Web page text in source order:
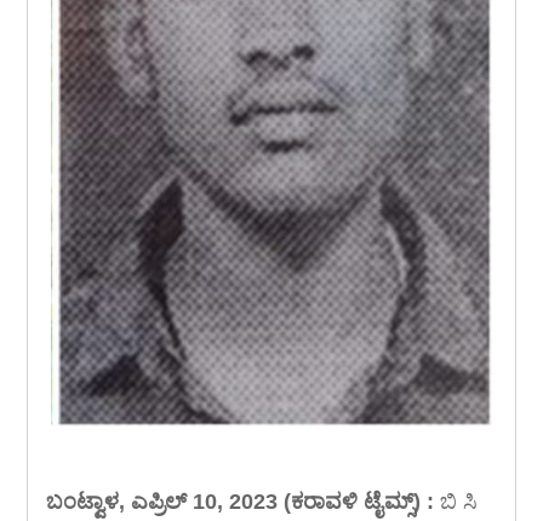
ಬಂಟ್ವಾಳ, ಎಪ್ರಿಲ್ 10, 2023 (ಕರಾವಳಿ ಟೈಮ್ಸ್) : ಬಿ ಸಿ